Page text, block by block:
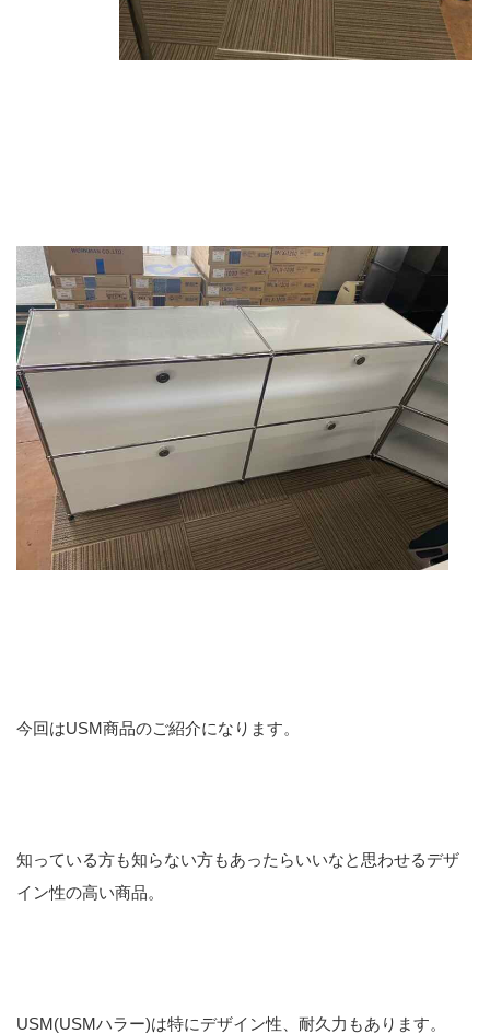
今回はUSM商品のご紹介になります。
知っている方も知らない方もあったらいいなと思わせるデザ
イン性の高い商品。
USM(USMハラー)は特にデザイン性、耐久力もあります。